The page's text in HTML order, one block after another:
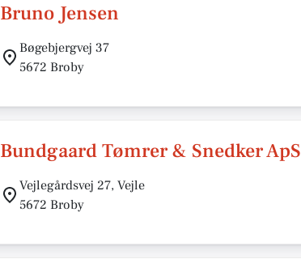
Bruno Jensen
Bøgebjergvej 37
5672 Broby
Bundgaard Tømrer & Snedker ApS
Vejlegårdsvej 27, Vejle
5672 Broby